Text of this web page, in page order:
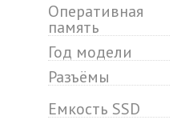
Оперативная
память
Год модели
Разъёмы
Емкость SSD